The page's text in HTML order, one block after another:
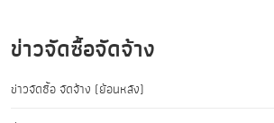
ข่าวจัดซื้อจัดจ้าง
ข่าวจัดซื้อ จัดจ้าง (ย้อนหลัง)